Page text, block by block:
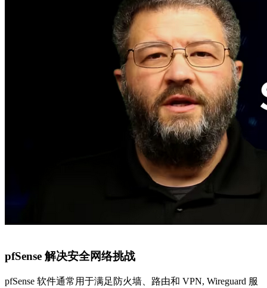
pfSense 解决安全网络挑战
pfSense 软件通常用于满足防火墙、路由和 VPN, Wireguard 服